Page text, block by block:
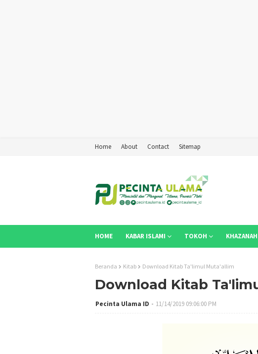
Home About Contact Sitemap
HOME KABAR ISLAMI TOKOH KHAZANAH
Beranda Kitab Download Kitab Ta'limul Muta'allim
Download Kitab
Pecinta Ulama ID 11/14/2019 09:06:00 PM